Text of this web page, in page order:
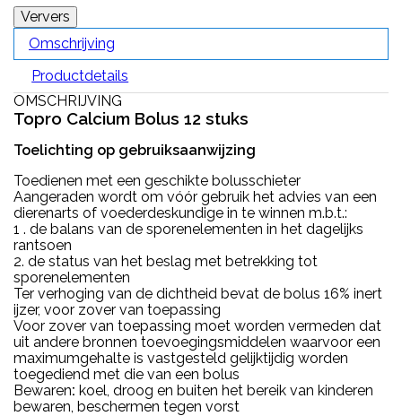
Omschrijving
Productdetails
OMSCHRIJVING
Topro Calcium Bolus 12 stuks
Toelichting op gebruiksaanwijzing
Toedienen met een geschikte bolusschieter
Aangeraden wordt om vóór gebruik het advies van een
dierenarts of voederdeskundige in te winnen m.b.t.:
1 . de balans van de sporenelementen in het dagelijks
rantsoen
2. de status van het beslag met betrekking tot
sporenelementen
Ter verhoging van de dichtheid bevat de bolus 16% inert
ijzer, voor zover van toepassing
Voor zover van toepassing moet worden vermeden dat
uit andere bronnen toevoegingsmiddelen waarvoor een
maximumgehalte is vastgesteld gelijktijdig worden
toegediend met die van een bolus
Bewaren: koel, droog en buiten het bereik van kinderen
bewaren, beschermen tegen vorst